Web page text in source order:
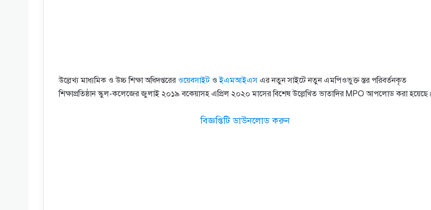
উল্লেখ্য মাধ্যমিক ও উচ্চ শিক্ষা অধিদপ্তরের ওয়েবসাইটওইএমআইএস এর নতুন সাইটে নতুন এমপিওভুক্ত স্তর পরিবর্তনকৃত
শিক্ষাপ্রতিষ্ঠান স্কুল-কলেজের জুলাই ২০১৯ বকেয়াসহ এপ্রিল ২০২০ মাসের বিশেষ উল্লেখিত ভাতাদির MPO আপলোড করা হয়েছে।
বিজ্ঞপ্তিটি ডাউনলোড করুন